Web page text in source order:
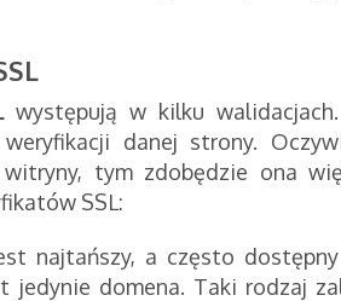
występują w kilku
danej strony.
tym zdobędzie ona
SSL:
najtańszy, a często
jedynie domena. Taki rodzaj